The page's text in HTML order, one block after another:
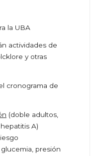
la UBA
actividades de
y otras
cronograma de
(doble adultos,
A)
presión